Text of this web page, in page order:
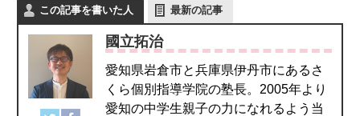
この記事を書いた人 最新の記事
國立拓治
愛知県岩倉市と兵庫県伊丹市にあるさ
くら個別指導学院の塾長。2005年より
愛知の中学生親子の力になれるよう当